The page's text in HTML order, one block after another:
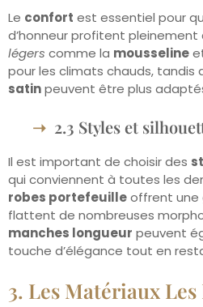
Le confort est essentiel pour
d’honneur profitent pleinement
légers comme la mousseline
pour les climats chauds, tandis
satinpeuvent être plus
2.3 Styles et
Il est important de choisir des
qui conviennent à toutes les
robes portefeuilleoffrent une
flattent de nombreuses
manches longueur peuvent
touche d’élégance tout en
3. Les Matériaux